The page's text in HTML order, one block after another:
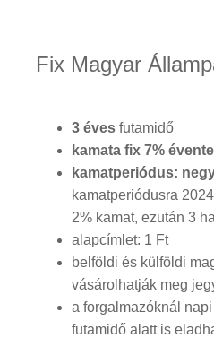
Fix Magyar
3 éves futamidő
kamata fix 7% évente
kamatperiódus:
kamatperiódusra
2% kamat, ezután 3
alapcímlet: 1 Ft
belföldi és külföldi
vásárolhatják meg
a forgalmazóknál
futamidő alatt is